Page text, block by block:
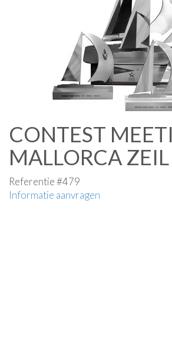
CONTEST
MALLORCA
Referentie #479
Informatie aanvragen